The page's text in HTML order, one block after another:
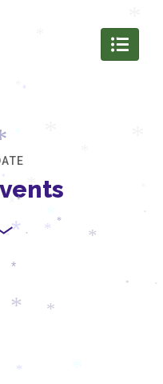
*
*
*
*
*
*
*
*
*
*
*
*
*
*
*
* *
*